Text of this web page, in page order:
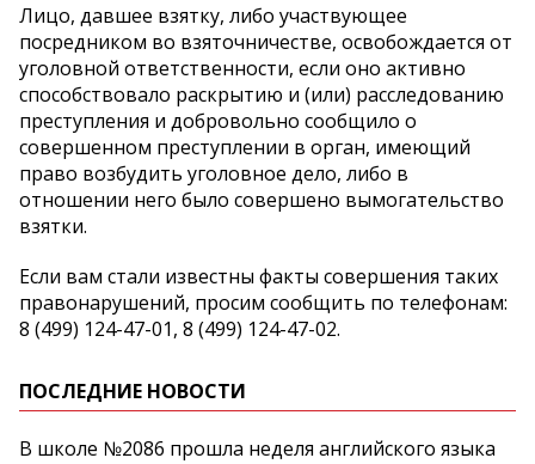
Лицо, давшее взятку, либо участвующее
посредником во взяточничестве, освобождается от
уголовной ответственности, если оно активно
способствовало раскрытию и (или) расследованию
преступления и добровольно сообщило о
совершенном преступлении в орган, имеющий
право возбудить уголовное дело, либо в
отношении него было совершено вымогательство
взятки.
Если вам стали известны факты совершения таких
правонарушений, просим сообщить по телефонам:
8 (499) 124-47-01, 8 (499) 124-47-02.
ПОСЛЕДНИЕ НОВОСТИ
В школе №2086 прошла неделя английского языка